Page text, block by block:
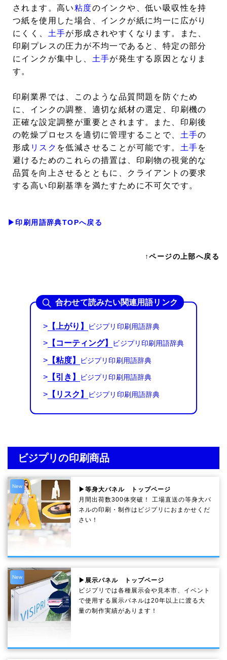
されます。高い粘度のインクや、低い吸収性を持
つ紙を使用した場合、インクが紙に均一に広がり
にくく、 土手が形成されやすくなります。また、
印刷プレスの圧力が不均一であると、特定の部分
にインクが集中し、 土手が発生する原因となりま
す。
印刷業界では、このような品質問題を防ぐため
に、インクの調整、適切な紙材の選定、印刷機の
正確な設定調整が重要とされます。また、印刷後
の乾燥プロセスを適切に管理することで、 土手の
形成 リスク を低減させることが可能です。 土手を
避けるためのこれらの措置は、印刷物の視覚的な
品質を向上させるとともに、クライアントの要求
する高い印刷基準を満たすために不可欠です。
▶印刷用語辞典TOPへ戻る
↑ページの上部へ戻る
合わせて読みたい関連用語リンク
>【上がり】
>【コーティング】
>【粘度】
>【引き】
>【リスク】
ビジプリの印刷商品
New
▶等身大パネル トップページ
月間出荷数300体突破！ 工場直送の等身大パ
ネルの印刷・制作は ビジプリ におまかせくだ
さい！
New
▶展示パネル トップページ
ビジプリでは各種展示会や見本市、イベント
で使用する展示パネルは20年以上に渡る大
量の制作実績があります！